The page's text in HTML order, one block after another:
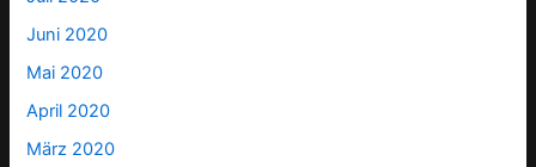
Juni 2020
Mai 2020
April 2020
März 2020